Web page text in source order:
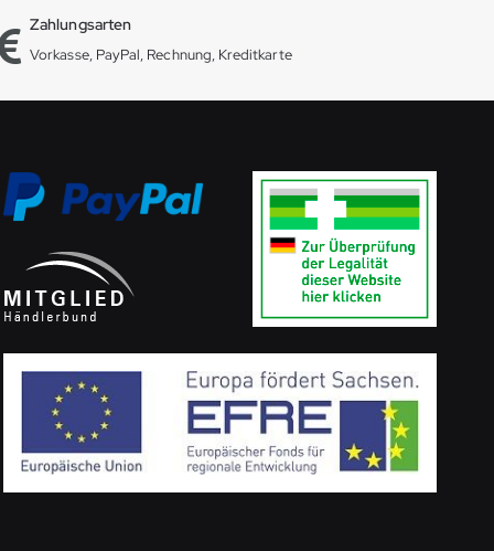
Zahlungsarten
Vorkasse, PayPal, Rechnung, Kreditkarte